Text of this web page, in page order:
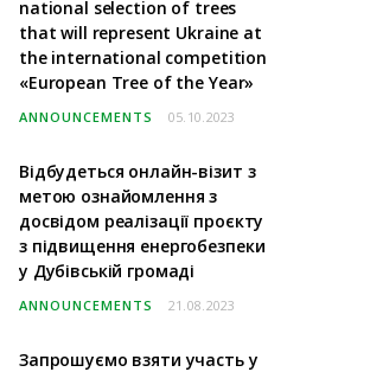
national selection of trees
that will represent Ukraine at
the international competition
«European Tree of the Year»
ANNOUNCEMENTS 05.10.2023
Відбудеться онлайн-візит з
метою ознайомлення з
досвідом реалізації проєкту
з підвищення енергобезпеки
у Дубівській громаді
ANNOUNCEMENTS 21.08.2023
Запрошуємо взяти участь у